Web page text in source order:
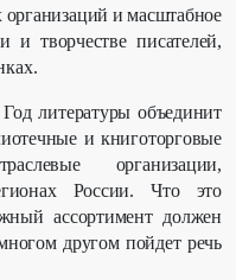
и масштабное
творчестве писателей,
литературы объединит
и книготорговые
организации,
России. Что это
ассортимент должен
другом пойдет речь